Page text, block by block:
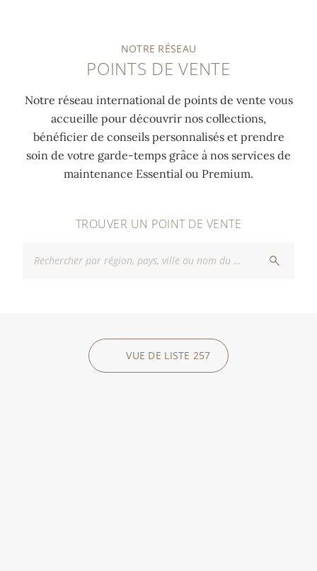
NOTRE RÉSEAU
POINTS DE VENTE
Notre réseau international de points de vente vous
accueille pour découvrir nos collections,
bénéficier de conseils personnalisés et prendre
soin de votre garde-temps grâce à nos services de
maintenance Essential ou Premium.
TROUVER UN POINT DE VENTE
VUE DE LISTE 257